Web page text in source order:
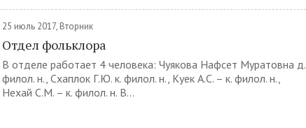
25 июль 2017, Вторник
Отдел фольклора
В отделе работает 4 человека: Чуякова Нафсет Муратовна д.
филол. н., Схаплок Г.Ю. к. филол. н., Куек А.С. – к. филол. н.,
Нехай С.М. – к. филол. н. В...